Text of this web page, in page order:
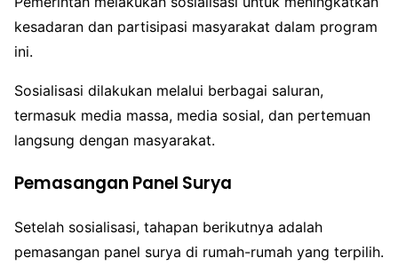
kesadaran dan partisipasi masyarakat dalam program
ini.
Sosialisasi dilakukan melalui berbagai saluran,
termasuk media massa, media sosial, dan pertemuan
langsung dengan masyarakat.
Pemasangan Panel Surya
Setelah sosialisasi, tahapan berikutnya adalah
pemasangan panel surya di rumah-rumah yang terpilih.